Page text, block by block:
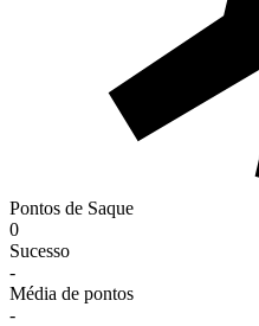
Pontos de Saque
0
Sucesso
-
Média de pontos
-